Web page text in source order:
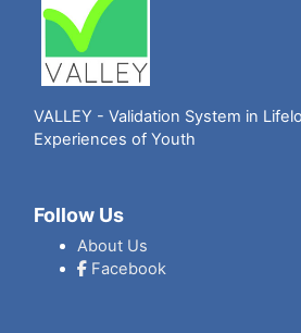
VALLEY - Validation System in
Experiences of Youth
Follow Us
About Us
Facebook